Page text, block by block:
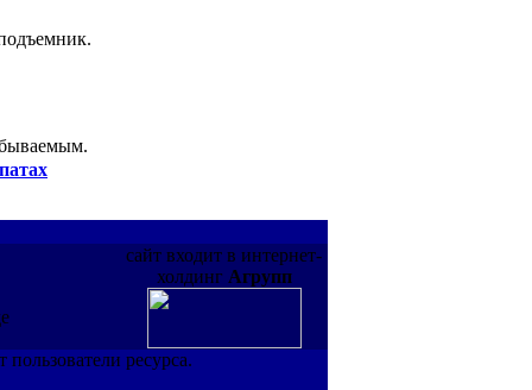
сайт входит в интернет-
холдинг Агрупп
ресурса.